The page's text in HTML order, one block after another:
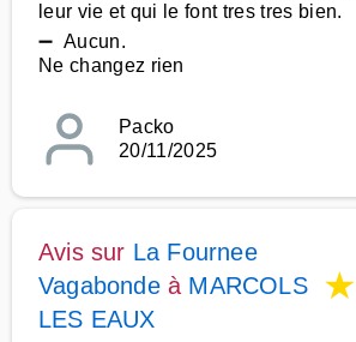
leur vie et qui le font tres tres bien.
➖ Aucun.
Ne changez rien
Packo
20/11/2025
Avis sur La Fournee
Vagabondeà MARCOLS
LES EAUX
★